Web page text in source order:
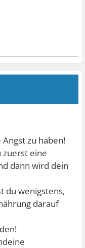
zu haben!
zuerst eine
dann wird dein
du wenigstens,
darauf